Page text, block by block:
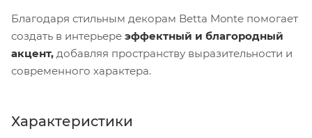
Благодаря стильным декорам Betta Monte помогает
создать в интерьере эффектный и благородный
акцент, добавляя пространству выразительности и
современного характера.
Характеристики